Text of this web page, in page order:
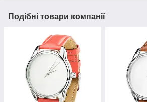
Подібні товари компанії